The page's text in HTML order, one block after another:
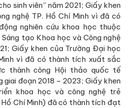
sinh viên” năm 2021; Giấy khen
nghệ TP. Hồ Chí Minh vì đã có
nghiên cứu khoa học thuộc
tạo Khoa học và Công nghệ
Giấy khen của Trường Đại học
vì đã có thành tích xuất sắc
thành công Hội thảo quốc tế
giai đoạn 2018 – 2023; Giấy khen
khoa học và công nghệ trẻ
Chí Minh) đã có thành tích đạt